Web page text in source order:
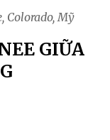
, Colorado, Mỹ
GIỮA